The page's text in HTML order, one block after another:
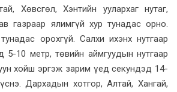
Хөвсгөл, Хэнтийн уулархаг нутаг,
газраар ялимгүй хур тунадас орно.
орохгүй. Салхи ихэнх нутгаар
5-10 метр, төвийн аймгуудын нутгаар
хойш эргэж зарим үед секундэд 14-
Дархадын хотгор, Алтай, Хангай,